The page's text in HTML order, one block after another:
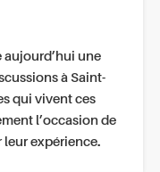
aujourd’hui une
à Saint-
qui vivent ces
l’occasion de
leur expérience.